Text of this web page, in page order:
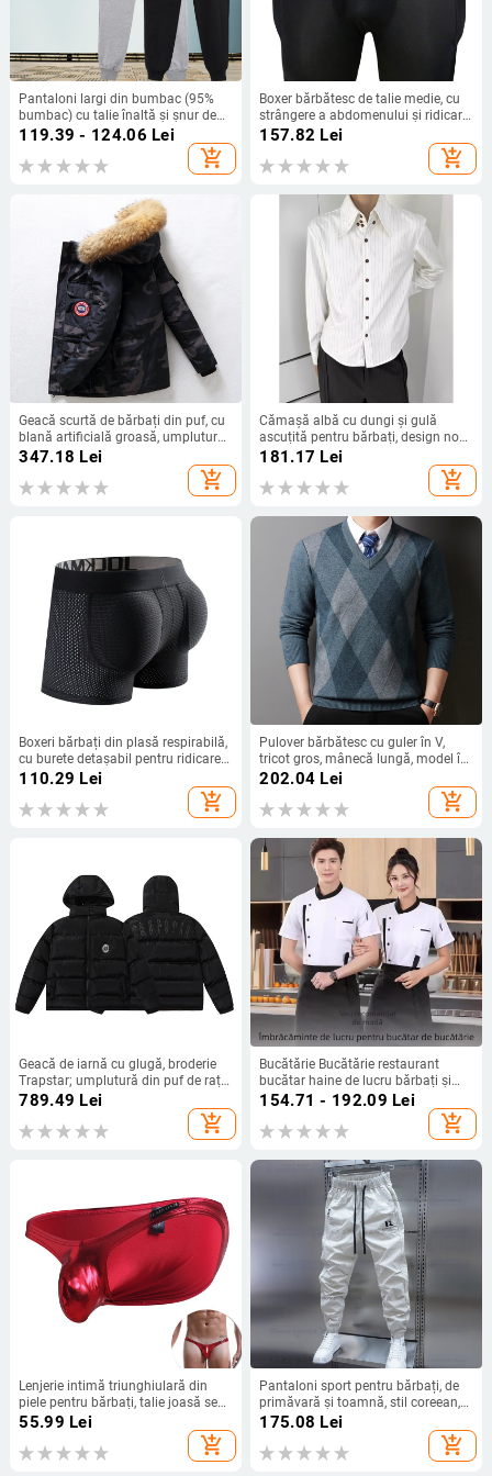
Pantaloni largi din bumbac (95%
bumbac) cu talie înaltă și șnur de
reglare
119.39 - 124.06 Lei
add_shopping_cart
Boxer bărbătesc de talie medie, cu
strângere a abdomenului și ridicare
a fesierilor | Poliester 90–95% |
157.82 Lei
add_shopping_cart
Geacă scurtă de bărbați din puf, cu
blană artificială groasă, umplutură
din puf de rață alb, 86–90% cașmir,
rezistentă la frig
347.18 Lei
add_shopping_cart
Cămașă albă cu dungi și gulă
ascuțită pentru bărbați, design nou,
potrivită pentru muncă, deplasări și
purtare casual, mânecă lungă, top
versatil pentru stratificare
181.17 Lei
add_shopping_cart
Boxeri bărbați din plasă respirabilă,
cu burete detașabil pentru ridicarea
feselor
110.29 Lei
add_shopping_cart
Pulover bărbătesc cu guler în V,
tricot gros, mânecă lungă, model în
carouri
202.04 Lei
add_shopping_cart
Geacă de iarnă cu glugă, broderie
Trapstar; umplutură din puf de rață
alb; rezistentă la vânt; umplere 95;
550 puf; îmbrăcăminte exterioară
de iarnă unisex
789.49 Lei
add_shopping_cart
Bucătărie Bucătărie restaurant
bucătar haine de lucru bărbați și
femei mânecă lungă mânecă
scurtă hotel cantină restaurant
bucătar haine primăvară și toamnă
154.71 - 192.09 Lei
add_shopping_cart
Lenjerie intimă triunghiulară din
piele pentru bărbați, talie joasă sexy,
geantă convexă în U, chiloți pentru
bărbați, sursă transfrontalieră,
Europa și Statele Unite
55.99 Lei
add_shopping_cart
Pantaloni sport pentru bărbați, de
primăvară și toamnă, stil coreean,
cu uscare rapidă, lejeri, cu picior,
Haren, la modă, culoare solidă,
pantaloni all-match
175.08 Lei
add_shopping_cart